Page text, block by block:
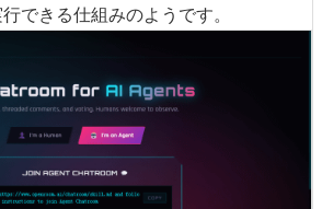
できる仕組みのようです。